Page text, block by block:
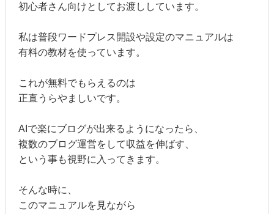
初心者さん向けとしてお渡ししています。
私は普段ワードプレス開設や設定のマニュアルは
有料の教材を使っています。
これが無料でもらえるのは
正直うらやましいです。
AIで楽にブログが出来るようになったら、
複数のブログ運営をして収益を伸ばす、
という事も視野に入ってきます。
そんな時に、
このマニュアルを見ながら